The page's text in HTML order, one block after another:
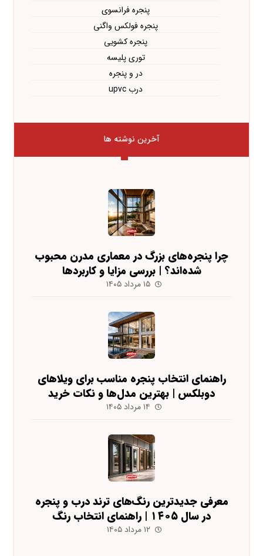
پنجره فرانسوی
پنجره فولکس واگنی
پنجره کشویی
توری پلیسه
در و پنجره
درب upvc
آخرین نوشته ها
چرا پنجره‌های بزرگ در معماری مدرن محبوب
شده‌اند؟ | بررسی مزایا و کاربردها
۱۵ مرداد ۱۴۰۵
راهنمای انتخاب پنجره مناسب برای ویلاهای
دوبلکس | بهترین مدل‌ها و نکات خرید
۱۴ مرداد ۱۴۰۵
معرفی جدیدترین رنگ‌های ترند درب و پنجره
در سال ۱۴۰۵ | راهنمای انتخاب رنگ
۱۲ مرداد ۱۴۰۵